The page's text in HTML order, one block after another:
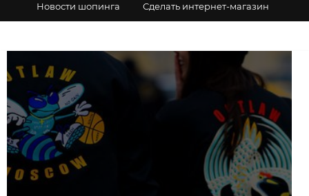
Новости шопинга Сделать интернет-магазин